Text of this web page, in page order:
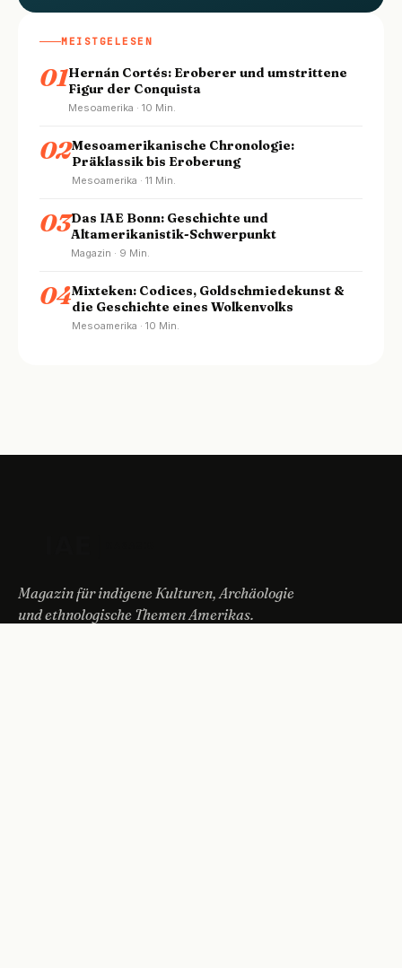
MEISTGELESEN
01Hernán Cortés: Eroberer und umstrittene
Figur der Conquista
Mesoamerika · 10 Min.
02Mesoamerikanische Chronologie:
Präklassik bis Eroberung
Mesoamerika · 11 Min.
03Das IAE Bonn: Geschichte und
Altamerikanistik-Schwerpunkt
Magazin · 9 Min.
04Mixteken: Codices, Goldschmiedekunst &
die Geschichte eines Wolkenvolks
Mesoamerika · 10 Min.
Magazin für indigene Kulturen, Archäologie
und ethnologische Themen Amerikas.